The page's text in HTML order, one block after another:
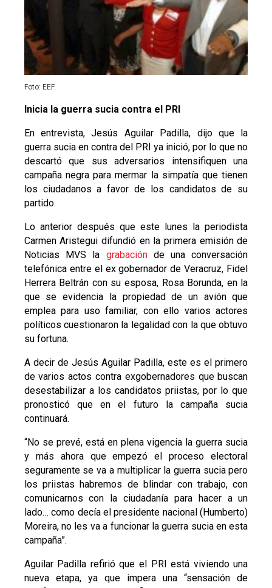
Foto: EEF.
Inicia la guerra sucia contra el PRI
En entrevista, Jesús Aguilar Padilla, dijo que la
guerra sucia en contra del PRI ya inició, por lo que no
descartó que sus adversarios intensifiquen una
campaña negra para mermar la simpatía que tienen
los ciudadanos a favor de los candidatos de su
partido.
Lo anterior después que este lunes la periodista
Carmen Aristegui difundió en la primera emisión de
Noticias MVS la grabaciónde una conversación
telefónica entre el ex gobernador de Veracruz, Fidel
Herrera Beltrán con su esposa, Rosa Borunda, en la
que se evidencia la propiedad de un avión que
emplea para uso familiar, con ello varios actores
políticos cuestionaron la legalidad con la que obtuvo
su fortuna.
A decir de Jesús Aguilar Padilla, este es el primero
de varios actos contra exgobernadores que buscan
desestabilizar a los candidatos priistas, por lo que
pronosticó que en el futuro la campaña sucia
continuará.
“No se prevé, está en plena vigencia la guerra sucia
y más ahora que empezó el proceso electoral
seguramente se va a multiplicar la guerra sucia pero
los priistas habremos de blindar con trabajo, con
comunicarnos con la ciudadanía para hacer a un
lado… como decía el presidente nacional (Humberto)
Moreira, no les va a funcionar la guerra sucia en esta
campaña”.
Aguilar Padilla refirió que el PRI está viviendo una
nueva etapa, ya que impera una “sensación de